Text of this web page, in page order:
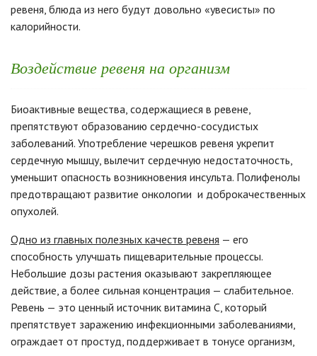
ревеня, блюда из него будут довольно «увесисты» по
калорийности.
Воздействие ревеня на организм
Биоактивные вещества, содержащиеся в ревене,
препятствуют образованию сердечно-сосудистых
заболеваний. Употребление черешков ревеня укрепит
сердечную мышцу, вылечит сердечную недостаточность,
уменьшит опасность возникновения инсульта. Полифенолы
предотвращают развитие онкологии и доброкачественных
опухолей.
Одно из главных полезных качеств ревеня — его
способность улучшать пищеварительные процессы.
Небольшие дозы растения оказывают закрепляющее
действие, а более сильная концентрация — слабительное.
Ревень — это ценный источник витамина C, который
препятствует заражению инфекционными заболеваниями,
ограждает от простуд, поддерживает в тонусе организм,